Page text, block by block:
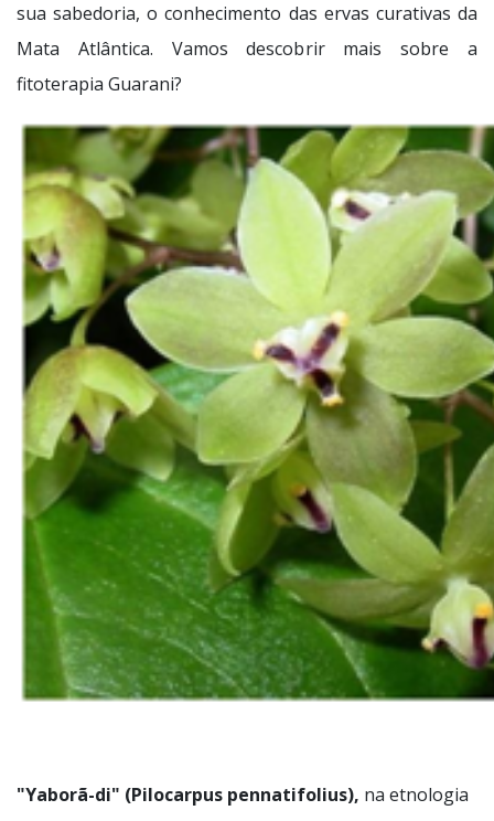
sua sabedoria, o conhecimento das ervas curativas da
Mata Atlântica. Vamos descobrir mais sobre a
fitoterapia Guarani?
"Yaborã-di" (Pilocarpus pennatifolius), na etnologia